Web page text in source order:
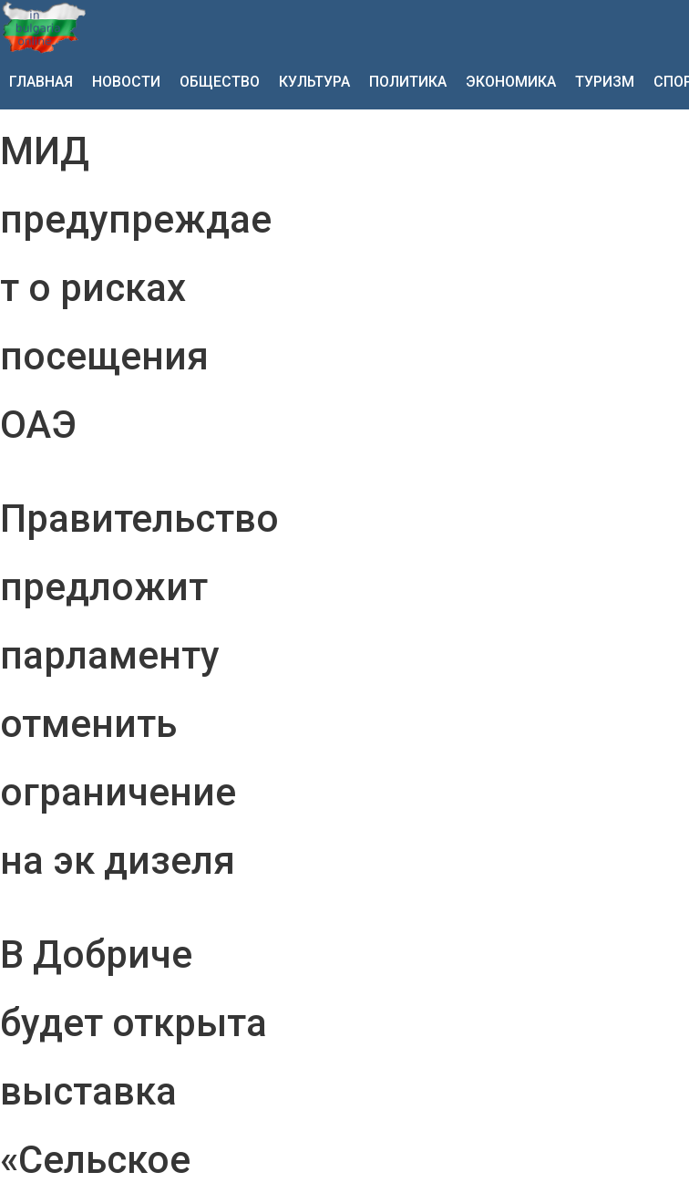
ГЛАВНАЯ НОВОСТИ ОБЩЕСТВО КУЛЬТУРА ПОЛИТИКА ЭКОНОМИКА ТУРИЗМ
МИД
предупреждае
т о рисках
посещения
ОАЭ
Правительство
предложит
парламенту
отменить
ограничение
на эк дизеля
В Добриче
будет открыта
выставка
«Сельское